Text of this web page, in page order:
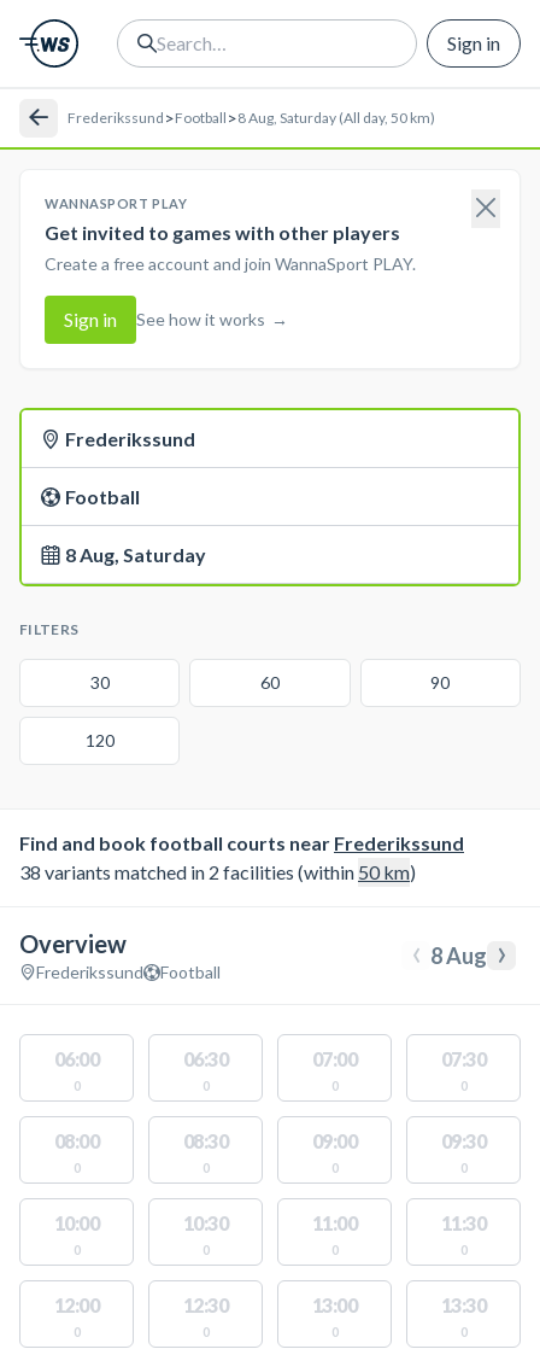
Sign in
Frederikssund >Football >8 Aug, Saturday (All day, 50 km)
WANNASPORT PLAY
Get invited to games with other players
Create a free account and join WannaSport PLAY.
Sign in See how it works →
Frederikssund
Football
8 Aug, Saturday
FILTERS
30 60 90
120
Find and book football courts near Frederikssund
38 variants matched in 2 facilities (within 50km)
Overview
Frederikssund Football ‹ 8 Aug ›
06:00
0
06:30
0
07:00
0
07:30
0
08:00
0
08:30
0
09:00
0
09:30
0
10:00
0
10:30
0
11:00
0
11:30
0
12:00
0
12:30
0
13:00
0
13:30
0